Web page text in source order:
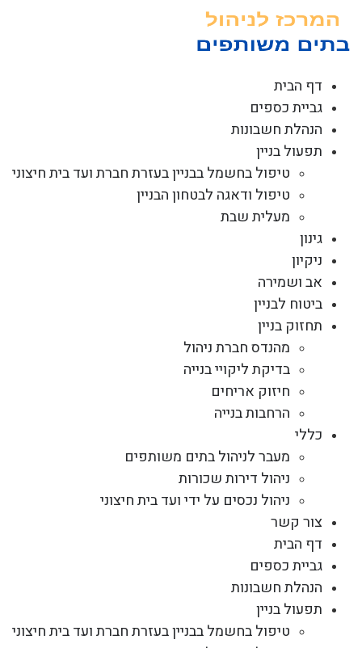
דף הבית
גביית כספים
הנהלת חשבונות
תפעול בניין
טיפול בחשמל בבניין בעזרת חברת ועד בית חיצוני
טיפול ודאגה לבטחון הבניין
מעלית שבת
גינון
ניקיון
אב ושמירה
ביטוח לבניין
תחזוק בניין
מהנדס חברת ניהול
בדיקת ליקויי בנייה
חיזוק אריחים
הרחבות בנייה
כללי
מעבר לניהול בתים משותפים
ניהול דירות שכורות
ניהול נכסים על ידי ועד בית חיצוני
צור קשר
דף הבית
גביית כספים
הנהלת חשבונות
תפעול בניין
טיפול בחשמל בבניין בעזרת חברת ועד בית חיצוני